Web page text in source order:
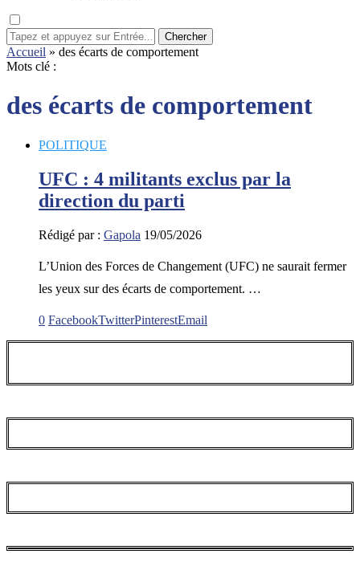
Chercher
Accueil » des écarts de comportement
Mots clé :
des écarts de comportement
POLITIQUE
UFC : 4 militants exclus par la
direction du parti
Rédigé par : Gapola 19/05/2026
L’Union des Forces de Changement (UFC) ne saurait fermer
les yeux sur des écarts de comportement. …
0 FacebookTwitterPinterestEmail